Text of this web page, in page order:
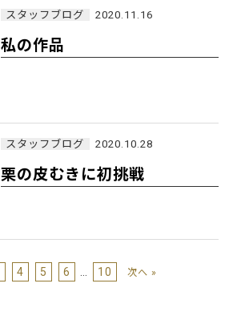
スタッフブログ 2020.11.16
私の作品
スタッフブログ 2020.10.28
栗の皮むきに初挑戦
4 5 6 10 次へ »